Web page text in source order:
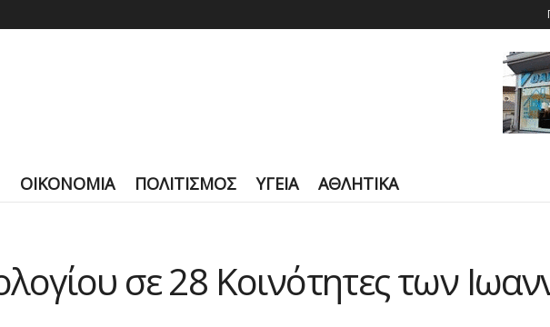
ΟΙΚΟΝΟΜΙΑ ΠΟΛΙΤΙΣΜΟΣ ΥΓΕΙΑ ΑΘΛΗΤΙΚΑ
σε 28 Κοινότητες των